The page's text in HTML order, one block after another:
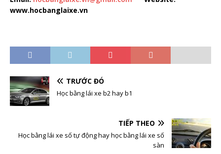
www.hocbanglaixe.vn
TRƯỚC ĐÓ
Học bằng lái xe b2 hay b1
TIẾP THEO
Học bằng lái xe số tự động hay học bằng lái xe số
sàn